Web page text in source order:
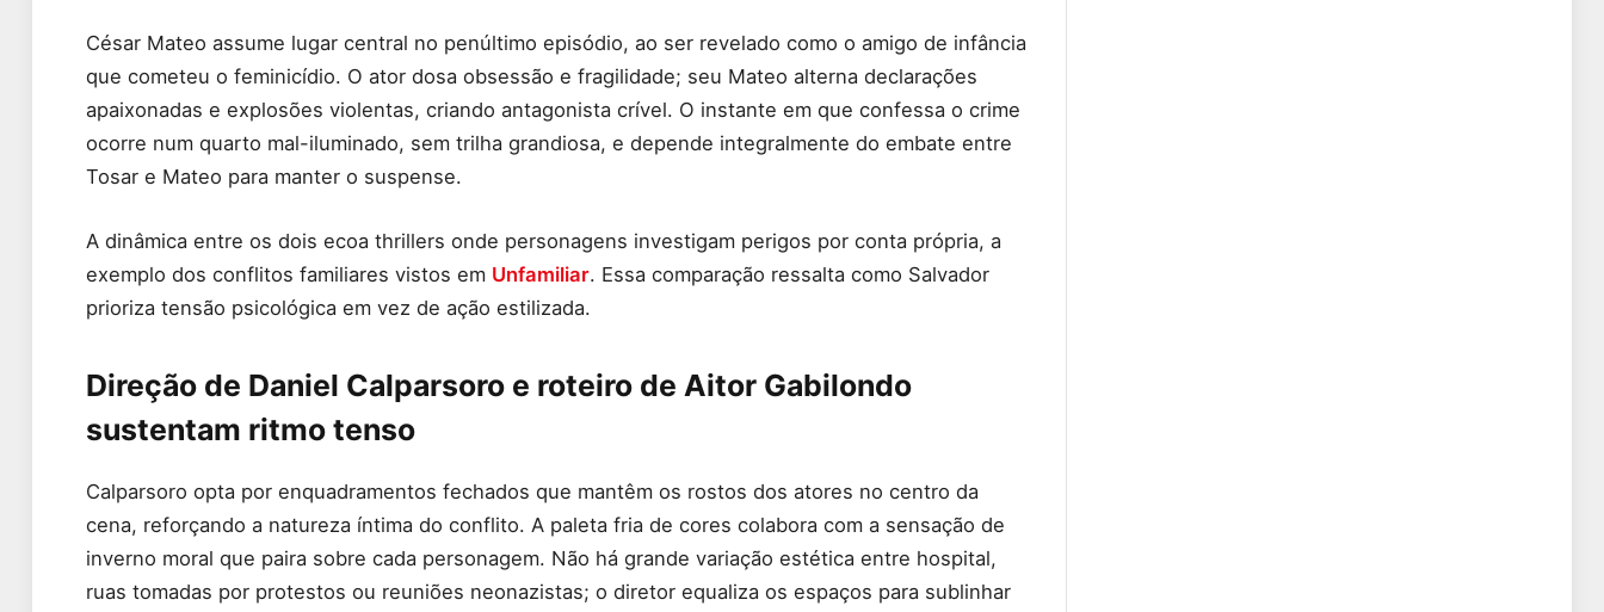
César Mateo assume lugar central no penúltimo episódio, ao ser revelado como o amigo de infância
que cometeu o feminicídio. O ator dosa obsessão e fragilidade; seu Mateo alterna declarações
apaixonadas e explosões violentas, criando antagonista crível. O instante em que confessa o crime
ocorre num quarto mal-iluminado, sem trilha grandiosa, e depende integralmente do embate entre
Tosar e Mateo para manter o suspense.
A dinâmica entre os dois ecoa thrillers onde personagens investigam perigos por conta própria, a
exemplo dos conflitos familiares vistos em Unfamiliar. Essa comparação ressalta como Salvador
prioriza tensão psicológica em vez de ação estilizada.
Direção de Daniel Calparsoro e roteiro de Aitor Gabilondo
sustentam ritmo tenso
Calparsoro opta por enquadramentos fechados que mantêm os rostos dos atores no centro da
cena, reforçando a natureza íntima do conflito. A paleta fria de cores colabora com a sensação de
inverno moral que paira sobre cada personagem. Não há grande variação estética entre hospital,
ruas tomadas por protestos ou reuniões neonazistas; o diretor equaliza os espaços para sublinhar